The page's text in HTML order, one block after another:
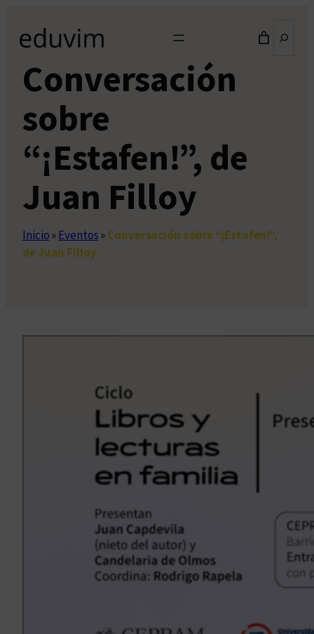
contenido
Conversación
sobre
“¡Estafen!”, de
Juan Filloy
Inicio» Eventos»Conversación sobre “¡Estafen!”,
de Juan Filloy